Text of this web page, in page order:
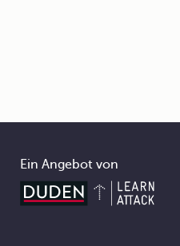
Ein Angebot von